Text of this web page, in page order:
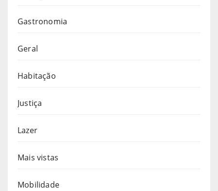
Gastronomia
Geral
Habitação
Justiça
Lazer
Mais vistas
Mobilidade